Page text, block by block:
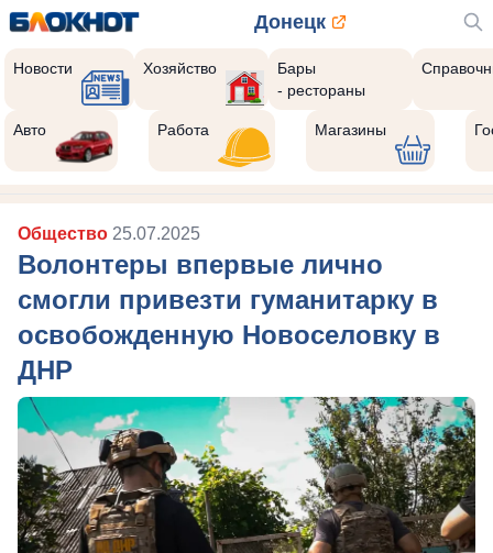
Донецк
Новости Хозяйство
Бары
- рестораны
Авто Работа Магазины
Общество 25.07.2025
Волонтеры впервые лично
смогли привезти гуманитарку в
освобожденную Новоселовку в
ДНР